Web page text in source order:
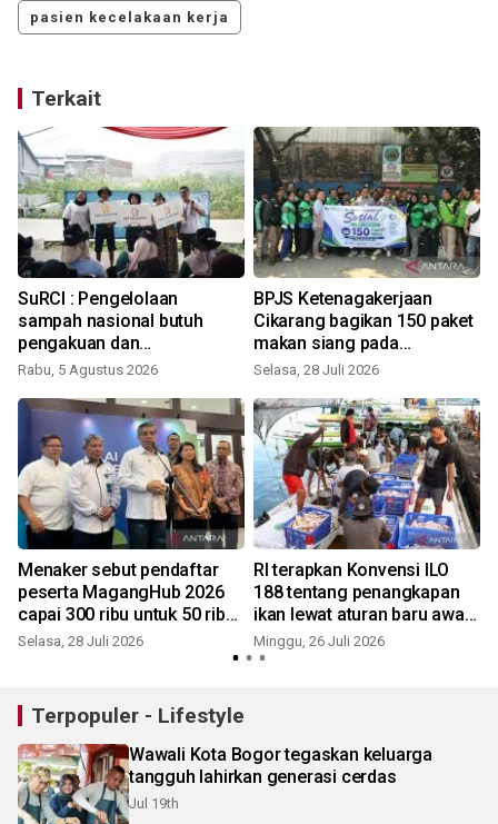
pasien kecelakaan kerja
Terkait
SuRCI : Pengelolaan
sampah nasional butuh
pengakuan dan
perlindungan bagi pemulung
Rabu, 5 Agustus 2026
BPJS Ketenagakerjaan
Cikarang bagikan 150 paket
makan siang pada
pengemudi ojol
Selasa, 28 Juli 2026
Menaker sebut pendaftar
peserta MagangHub 2026
capai 300 ribu untuk 50 ribu
posisi
Selasa, 28 Juli 2026
RI terapkan Konvensi ILO
188 tentang penangkapan
ikan lewat aturan baru awak
kapal perikanan
Minggu, 26 Juli 2026
Terpopuler - Lifestyle
Wawali Kota Bogor tegaskan keluarga
tangguh lahirkan generasi cerdas
Jul 19th